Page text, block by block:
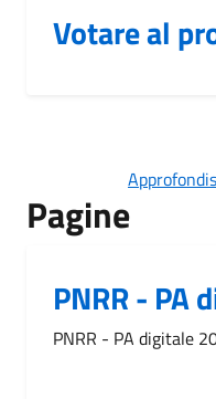
Votare al
Pagine
PNRR - PA
PNRR - PA digitale